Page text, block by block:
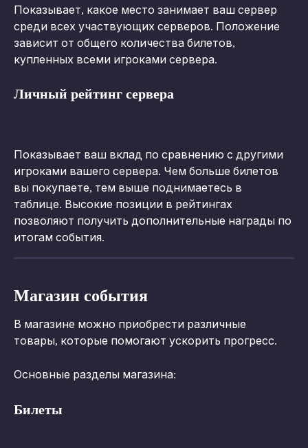
Показывает, какое место занимает ваш сервер
среди всех участвующих серверов. Положение
зависит от общего количества билетов,
купленных всеми игроками сервера.
Личный рейтинг сервера
Показывает ваш вклад по сравнению с другими
игроками вашего сервера. Чем больше билетов
вы покупаете, тем выше поднимаетесь в
таблице. Высокие позиции в рейтингах
позволяют получить дополнительные награды по
итогам события.
Магазин события
В магазине можно приобрести различные
товары, которые помогают ускорить прогресс.
Основные разделы магазина:
Билеты